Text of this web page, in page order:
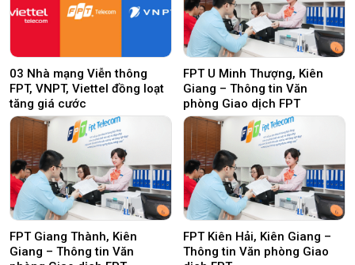
03 Nhà mạng Viễn thông
FPT, VNPT, Viettel đồng loạt
tăng giá cước
FPT U Minh Thượng, Kiên
Giang – Thông tin Văn
phòng Giao dịch FPT
FPT Giang Thành, Kiên
Giang – Thông tin Văn
FPT Kiên Hải, Kiên Giang –
Thông tin Văn phòng Giao